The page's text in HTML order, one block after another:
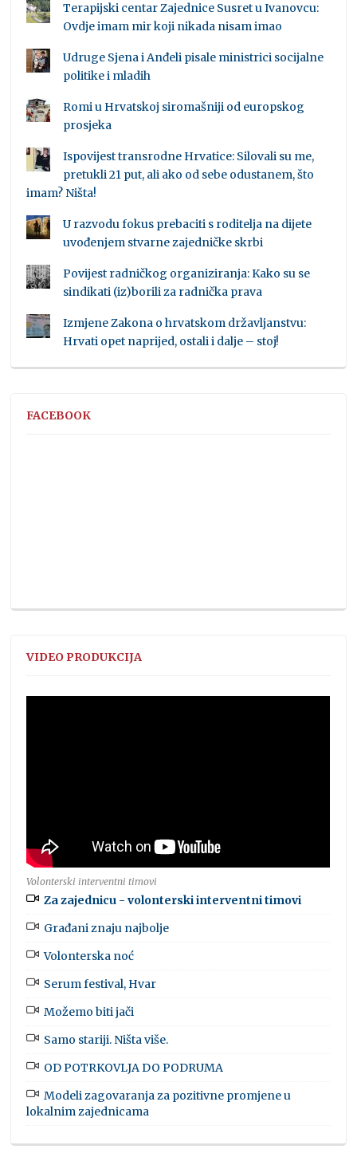
Terapijski centar Zajednice Susret u Ivanovcu:
Ovdje imam mir koji nikada nisam imao
Udruge Sjena i Anđeli pisale ministrici socijalne
politike i mladih
Romi u Hrvatskoj siromašniji od europskog
prosjeka
Ispovijest transrodne Hrvatice: Silovali su me,
pretukli 21 put, ali ako od sebe odustanem, što
imam? Ništa!
U razvodu fokus prebaciti s roditelja na dijete
uvođenjem stvarne zajedničke skrbi
Povijest radničkog organiziranja: Kako su se
sindikati (iz)borili za radnička prava
Izmjene Zakona o hrvatskom državljanstvu:
Hrvati opet naprijed, ostali i dalje – stoj!
FACEBOOK
VIDEO PRODUKCIJA
Volonterski interventni timovi
Za zajednicu - volonterski interventni timovi
Građani znaju najbolje
Volonterska noć
Serum festival, Hvar
Možemo biti jači
Samo stariji. Ništa više.
OD POTRKOVLJA DO PODRUMA
Modeli zagovaranja za pozitivne promjene u
lokalnim zajednicama